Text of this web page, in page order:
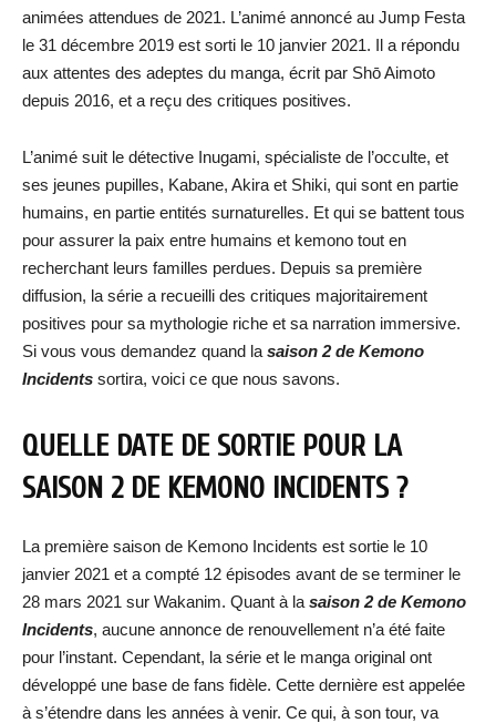
animées attendues de 2021. L’animé annoncé au Jump Festa
le 31 décembre 2019 est sorti le 10 janvier 2021. Il a répondu
aux attentes des adeptes du manga, écrit par Shō Aimoto
depuis 2016, et a reçu des critiques positives.
L’animé suit le détective Inugami, spécialiste de l’occulte, et
ses jeunes pupilles, Kabane, Akira et Shiki, qui sont en partie
humains, en partie entités surnaturelles. Et qui se battent tous
pour assurer la paix entre humains et kemono tout en
recherchant leurs familles perdues. Depuis sa première
diffusion, la série a recueilli des critiques majoritairement
positives pour sa mythologie riche et sa narration immersive.
Si vous vous demandez quand la saison 2 de Kemono
Incidents sortira, voici ce que nous savons.
QUELLE DATE DE SORTIE POUR LA
SAISON 2 DE KEMONO INCIDENTS ?
La première saison de Kemono Incidents est sortie le 10
janvier 2021 et a compté 12 épisodes avant de se terminer le
28 mars 2021 sur Wakanim. Quant à la saison 2 de Kemono
Incidents, aucune annonce de renouvellement n’a été faite
pour l’instant. Cependant, la série et le manga original ont
développé une base de fans fidèle. Cette dernière est appelée
à s’étendre dans les années à venir. Ce qui, à son tour, va